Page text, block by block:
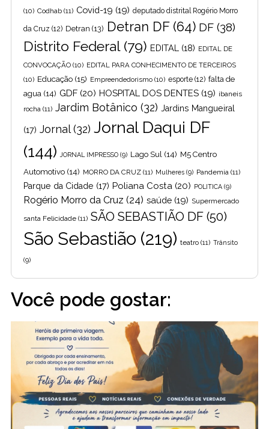
(10) Codhab (11) Covid-19 (19) deputado distrital Rogério Morro
da Cruz (12) Detran (13) Detran DF(64) DF (38)
Distrito Federal(79) EDITAL (18) EDITAL DE
CONVOCAÇÃO (10) EDITAL PARA CONHECIMENTO DE TERCEIROS
(10) Educação (15) Empreendedorismo (10) esporte (12) falta de
agua (14) GDF (20) HOSPITAL DOS DENTES (19) ibaneis
rocha (11) Jardim Botânico (32) Jardins Mangueiral
(17) Jornal(32) Jornal Daqui DF
(144)
JORNAL IMPRESSO (9) Lago Sul (14) M5 Centro
Automotivo (14) MORRO DA CRUZ (11) Mulheres (9) Pandemia (11)
Parque da Cidade (17) Poliana Costa (20) POLITICA (9)
Rogério Morro da Cruz (24) saúde (19) Supermercado
santa Felicidade (11) SÃO SEBASTIÃO DF (50)
São Sebastião (219) teatro (11) Trânsito
(9)
Você pode gostar: